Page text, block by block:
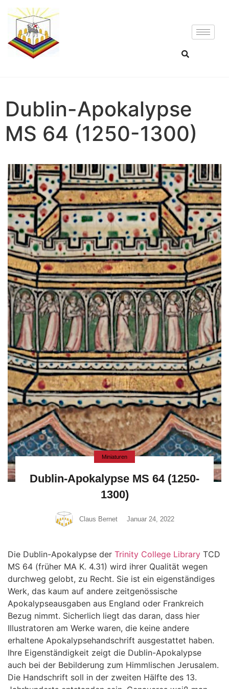
Dublin-Apokalypse
MS 64 (1250-1300)
Miniaturen
Dublin-Apokalypse MS 64 (1250-
1300)
Claus Bernet Januar 24, 2022
Die Dublin-Apokalypse der Trinity College Library TCD
MS 64 (früher MA K. 4.31) wird ihrer Qualität wegen
durchweg gelobt, zu Recht. Sie ist ein eigenständiges
Werk, das kaum auf andere zeitgenössische
Apokalypseausgaben aus England oder Frankreich
Bezug nimmt. Sicherlich liegt das daran, dass hier
Illustratoren am Werke waren, die keine andere
erhaltene Apokalypsehandschrift ausgestattet haben.
Ihre Eigenständigkeit zeigt die Dublin-Apokalypse
auch bei der Bebilderung zum Himmlischen Jerusalem.
Die Handschrift soll in der zweiten Hälfte des 13.